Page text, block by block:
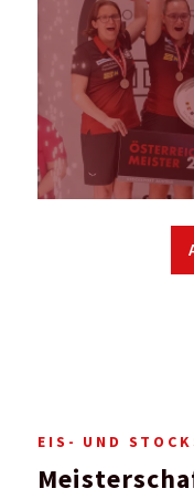
EIS- UND